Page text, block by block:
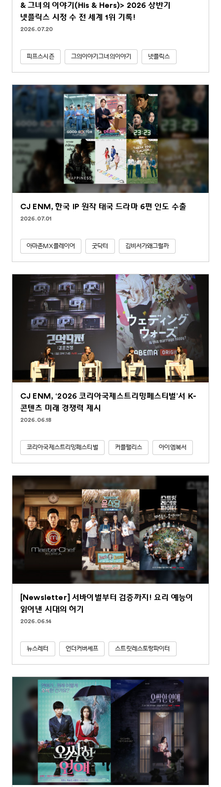
& 그녀의 이야기(His & Hers)> 2026 상반기
넷플릭스 시청 수 전 세계 1위 기록!
2026.07.20
피프스시즌 그의이야기그녀의이야기 넷플릭스
CJ ENM, 한국 IP 원작 태국 드라마 6편 인도 수출
2026.07.01
아마존MX플레이어 굿닥터 김비서가왜그럴까
CJ ENM, ‘2026 코리아국제스트리밍페스티벌’서 K-
콘텐츠 미래 경쟁력 제시
2026.06.18
코리아국제스트리밍페스티벌 커플팰리스 아이엠복서
[Newsletter] 서바이벌부터 검증까지! 요리 예능이
읽어낸 시대의 허기
2026.06.14
뉴스레터 언더커버셰프 스트릿레스토랑파이터